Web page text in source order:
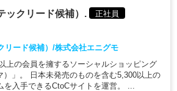
ックリード候補）. 正社員
リード候補）/株式会社エニグモ
上の会員を擁するソーシャルショッピング
）」。 日本未発売のものを含む5,300以上の
入手できるCtoCサイトを運営。 ...